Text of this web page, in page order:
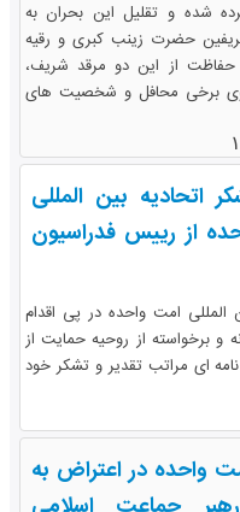
شده و تقلیل این بحران به
حضرت زینب کبری و رقیه
حفاظت از این دو مرقد شریف،
برخی محافل و شخصیت های
اتحادیه بین المللی
از رییس فدراسیون
المللی امت واحده در پی اقدام
و برخواسته از روحیه حمایت از
ای مراتب تقدیر و تشکر خود
واحده در اعتراض به